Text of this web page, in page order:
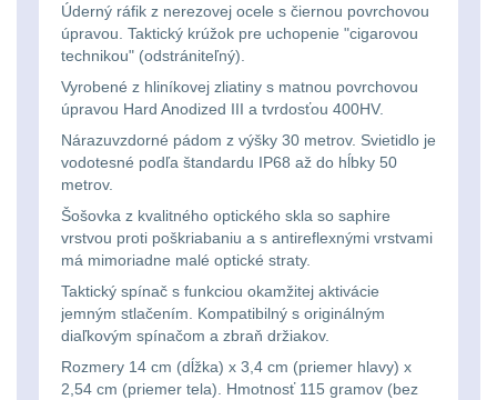
kempingové
Potápačské
svetlá
Kapesní
svítilny
Policejní
svítilny
Nad 30 L74
Batohy přes rameno
Cestovní batohy a
tašky 6
Dětské batohy3
Brašne a tašky45
Ledvinky60
Úderný ráfik z nerezovej ocele s čiernou povrchovou
úpravou. Taktický krúžok pre uchopenie "cigarovou
technikou" (odstrániteľný).
Vyrobené z hliníkovej zliatiny s matnou povrchovou
úpravou Hard Anodized III a tvrdosťou 400HV.
Nárazuvzdorné pádom z výšky 30 metrov. Svietidlo je
vodotesné podľa štandardu IP68 až do hĺbky 50
metrov.
Šošovka z kvalitného optického skla so saphire
vrstvou proti poškriabaniu a s antireflexnými vrstvami
má mimoriadne malé optické straty.
Taktický spínač s funkciou okamžitej aktivácie
jemným stlačením. Kompatibilný s originálným
diaľkovým spínačom a zbraň držiakov.
Rozmery 14 cm (dĺžka) x 3,4 cm (priemer hlavy) x
2,54 cm (priemer tela). Hmotnosť 115 gramov (bez